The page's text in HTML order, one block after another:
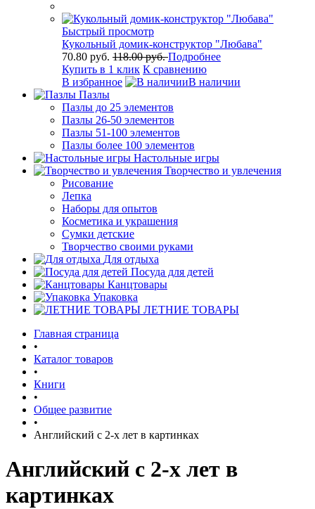
Быстрый просмотр
Кукольный домик-конструктор "Любава"
70.80 руб. 118.00 руб.Подробнее
Купить в 1 клик К сравнению
В избранное
В наличии
Пазлы
Пазлы до 25 элементов
Пазлы 26-50 элементов
Пазлы 51-100 элементов
Пазлы более 100 элементов
Настольные игры
Творчество и увлечения
Рисование
Лепка
Наборы для опытов
Косметика и украшения
Сумки детские
Творчество своими руками
Для отдыха
Посуда для детей
Канцтовары
Упаковка
ЛЕТНИЕ ТОВАРЫ
Главная страница
•
Каталог товаров
•
Книги
•
Общее развитие
•
Английский с 2-х лет в картинках
Английский с 2-х лет в
картинках